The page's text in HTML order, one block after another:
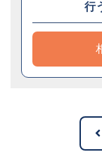
行